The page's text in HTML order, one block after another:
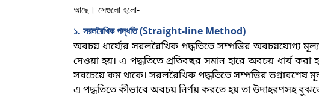
আছে। সেগুলো হলো-
১. সরলরৈখিক পদ্ধতি (Straight-line Method)
অবচয় ধার্য্যের সরলরৈখিক পদ্ধতিতে সম্পত্তির অবচয়যোগ্য
দেওয়া হয়। এ পদ্ধতিতে প্রতিবছর সমান হারে অবচয় ধার্য
সবচেয়ে কম থাকে। সরলরৈখিক পদ্ধতিতে সম্পত্তির ভগ্নাবশেষ
এ পদ্ধতিতে কীভাবে অবচয় নির্ণয় করতে হয় তা উদাহরণসহ